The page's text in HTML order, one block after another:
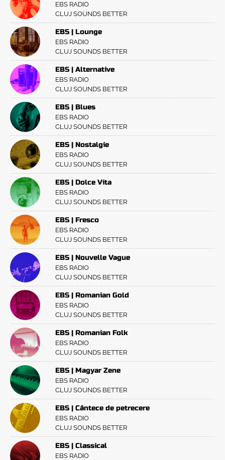
EBS RADIO
CLUJ SOUNDS BETTER
EBS | Lounge
EBS RADIO
CLUJ SOUNDS BETTER
EBS | Alternative
EBS RADIO
CLUJ SOUNDS BETTER
EBS | Blues
EBS RADIO
CLUJ SOUNDS BETTER
EBS | Nostalgie
EBS RADIO
CLUJ SOUNDS BETTER
EBS | Dolce Vita
EBS RADIO
CLUJ SOUNDS BETTER
EBS | Fresco
EBS RADIO
CLUJ SOUNDS BETTER
EBS | Nouvelle Vague
EBS RADIO
CLUJ SOUNDS BETTER
EBS | Romanian Gold
EBS RADIO
CLUJ SOUNDS BETTER
EBS | Romanian Folk
EBS RADIO
CLUJ SOUNDS BETTER
EBS | Magyar Zene
EBS RADIO
CLUJ SOUNDS BETTER
EBS | Cântece de petrecere
EBS RADIO
CLUJ SOUNDS BETTER
EBS | Classical
EBS RADIO